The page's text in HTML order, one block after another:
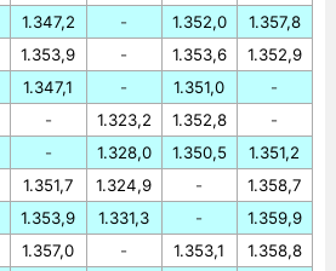
1.347,2
1.353,9
1.347,1
-
-
1.351,7
1.353,9
1.357,0
-
-
-
1.323,2
1.328,0
1.324,9
1.331,3
-
1.352,0
1.353,6
1.351,0
1.352,8
1.350,5
-
-
1.353,1
1.357,8
1.352,9
-
-
1.351,2
1.358,7
1.359,9
1.358,8